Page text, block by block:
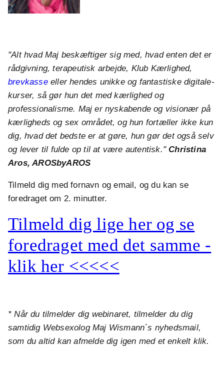
"Alt hvad Maj beskæftiger sig med, hvad enten det er
rådgivning, terapeutisk arbejde, Klub Kærlighed,
brevkasseeller hendes unikke og fantastiske digitale-
kurser, så gør hun det med kærlighed og
professionalisme. Maj er nyskabende og visionær på
kærligheds og sex området, og hun fortæller ikke kun
dig, hvad det bedste er at gøre, hun gør det også selv
og lever til fulde op til at være autentisk."Christina
Aros, AROSbyAROS
Tilmeld dig med fornavn og email, og du kan se
foredraget om 2. minutter.
Tilmeld dig lige her og se
foredraget med det samme -
klik her <<<<<
* Når du tilmelder dig webinaret, tilmelder du dig
samtidig Websexolog Maj Wismann´s nyhedsmail,
som du altid kan afmelde dig igen med et enkelt klik.